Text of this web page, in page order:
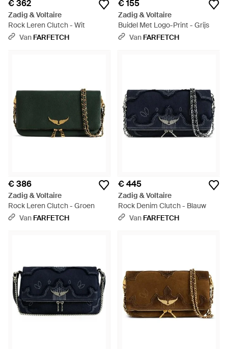
€ 362
Zadig & Voltaire
Rock Leren Clutch - Wit
Van FARFETCH
€ 155
Zadig & Voltaire
Buidel Met Logo-Print - Grijs
Van FARFETCH
€ 386
Zadig & Voltaire
Rock Leren Clutch - Groen
Van FARFETCH
€ 445
Zadig & Voltaire
Rock Denim Clutch - Blauw
Van FARFETCH